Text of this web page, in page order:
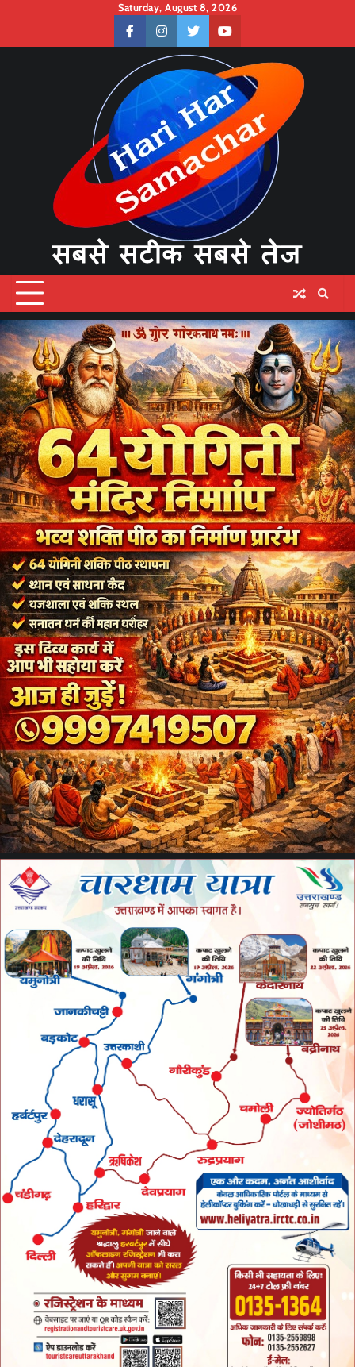
content
Saturday, August 8, 2026
facebookinstagramtwitteryoutube